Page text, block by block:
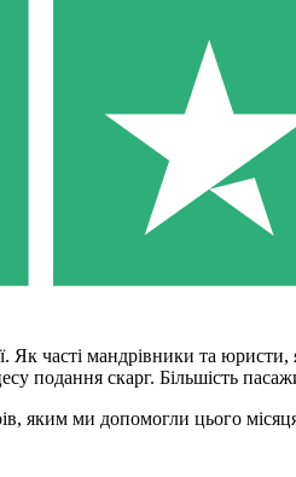
Як часті мандрівники та
подання скарг. Більшість
яким ми допомогли цього